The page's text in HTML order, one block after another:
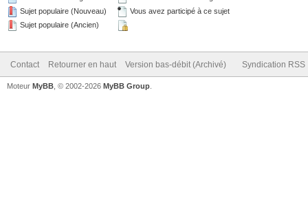
Sujet populaire (Nouveau)
Sujet populaire (Ancien)
Vous avez participé à ce sujet
Contact Retourner en haut Version bas-débit (Archivé) Syndication RSS
Moteur MyBB , © 2002-2026 MyBB Group